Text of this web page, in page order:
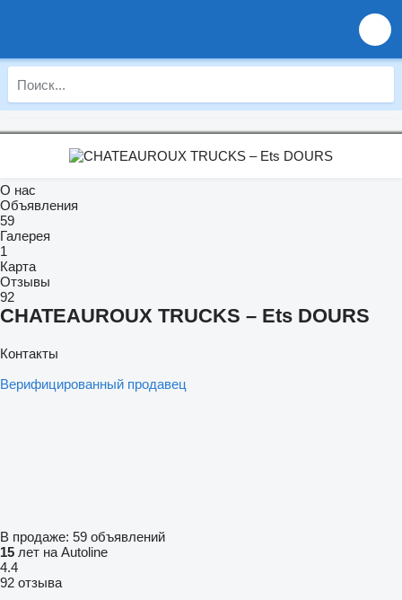
О нас
Объявления
59
Галерея
1
Карта
Отзывы
92
CHATEAUROUX TRUCKS – Ets DOURS
Контакты
Верифицированный продавец
В продаже: 59 объявлений
15 лет на Autoline
4.4
92 отзыва